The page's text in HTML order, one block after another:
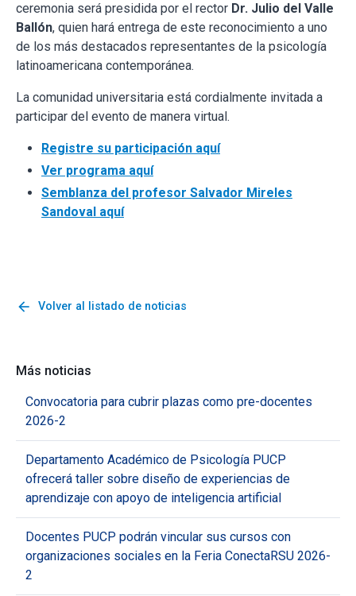
ceremonia será presidida por el rector Dr. Julio del Valle
Ballón, quien hará entrega de este reconocimiento a uno
de los más destacados representantes de la psicología
latinoamericana contemporánea.
La comunidad universitaria está cordialmente invitada a
participar del evento de manera virtual.
Registre su participación aquí
Ver programa aquí
Semblanza del profesor Salvador Mireles
Sandoval aquí
arrow_back Volver al listado de noticias
Más noticias
Convocatoria para cubrir plazas como pre-docentes
2026-2
Departamento Académico de Psicología PUCP
ofrecerá taller sobre diseño de experiencias de
aprendizaje con apoyo de inteligencia artificial
Docentes PUCP podrán vincular sus cursos con
organizaciones sociales en la Feria ConectaRSU 2026-
2